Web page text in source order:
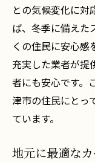
との気候変化に対
ば、冬季に備えた
くの住民に安心感
充実した業者が提
者にも安心です。
津市の住民にとっ
ています。
地元に最適な